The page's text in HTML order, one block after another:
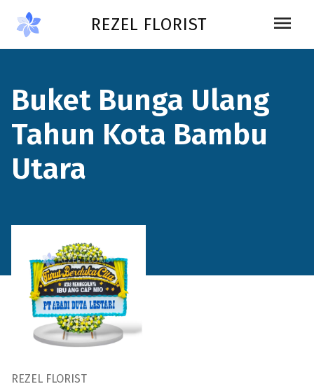
REZEL FLORIST menu
Buket Bunga Ulang
Tahun Kota Bambu
Utara
REZEL FLORIST